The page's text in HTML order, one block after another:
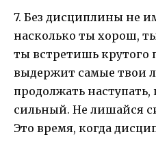
7. Без дисциплины не
насколько ты хорош,
ты встретишь крутого
выдержит самые твои
продолжать наступать,
сильный. Не лишайся
Это время, когда